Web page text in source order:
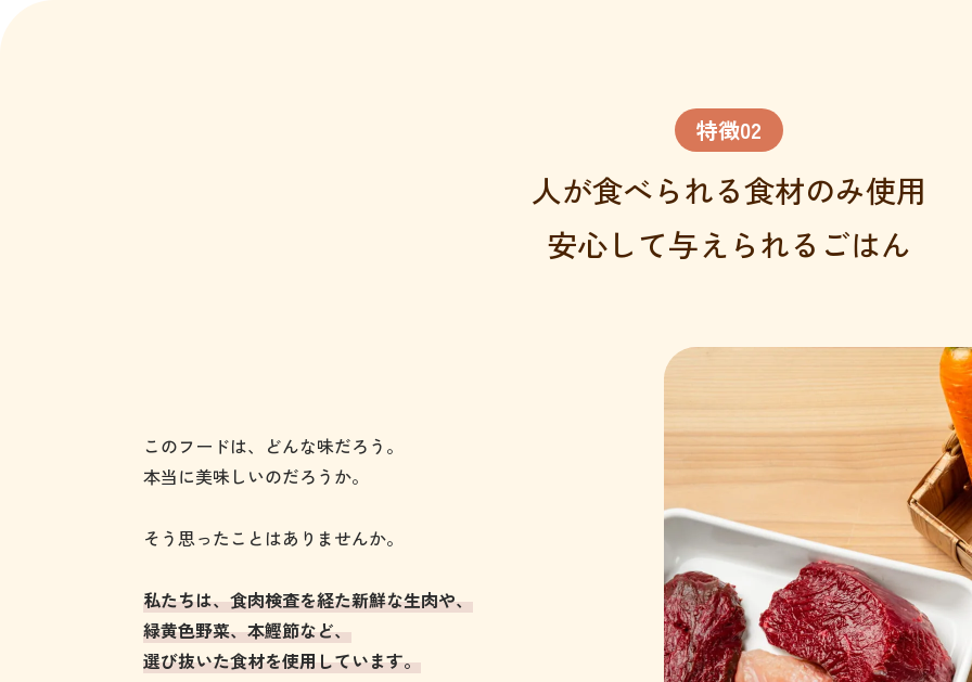
特徴02
人が食べられる食材のみ使用
安心して与えられるごはん
このフードは、どんな味だろう。
本当に美味しいのだろうか。
そう思ったことはありませんか。
私たちは、食肉検査を経た新鮮な生肉や、
緑黄色野菜、本鰹節など、
選び抜いた食材を使用しています。